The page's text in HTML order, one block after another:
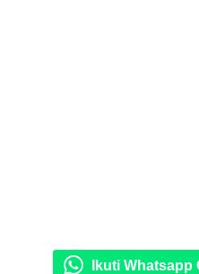
Ikuti